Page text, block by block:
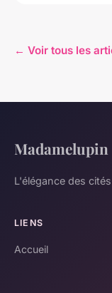
← Voir tous les
Madamelupin
L'élégance des
LIENS
Accueil